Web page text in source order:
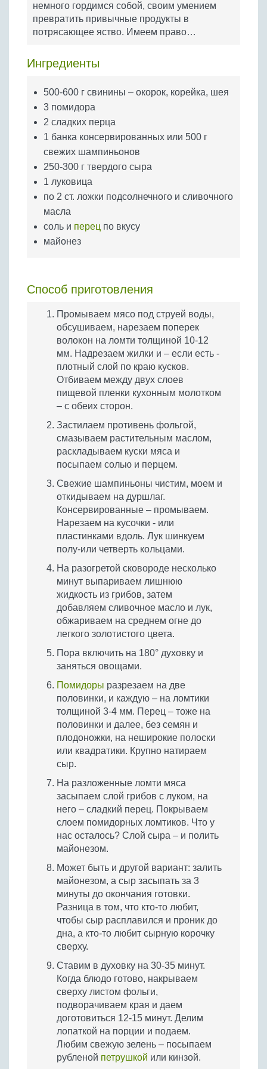
Бобовые
Яйца
немного гордимся собой, своим умением
превратить привычные продукты в
потрясающее яство. Имеем право…
Ингредиенты
500-600 г свинины – окорок, корейка, шея
3 помидора
2 сладких перца
1 банка консервированных или 500 г
свежих шампиньонов
250-300 г твердого сыра
1 луковица
по 2 ст. ложки подсолнечного и сливочного
масла
соль и перец по вкусу
майонез
Способ приготовления
Промываем мясо под струей воды,
обсушиваем, нарезаем поперек
волокон на ломти толщиной 10-12
мм. Надрезаем жилки и – если есть -
плотный слой по краю кусков.
Отбиваем между двух слоев
пищевой пленки кухонным молотком
– с обеих сторон.
Застилаем противень фольгой,
смазываем растительным маслом,
раскладываем куски мяса и
посыпаем солью и перцем.
Свежие шампиньоны чистим, моем и
откидываем на дуршлаг.
Консервированные – промываем.
Нарезаем на кусочки - или
пластинками вдоль. Лук шинкуем
полу-или четверть кольцами.
На разогретой сковороде несколько
минут выпариваем лишнюю
жидкость из грибов, затем
добавляем сливочное масло и лук,
обжариваем на среднем огне до
легкого золотистого цвета.
Пора включить на 180° духовку и
заняться овощами.
Помидоры разрезаем на две
половинки, и каждую – на ломтики
толщиной 3-4 мм. Перец – тоже на
половинки и далее, без семян и
плодоножки, на неширокие полоски
или квадратики. Крупно натираем
сыр.
На разложенные ломти мяса
засыпаем слой грибов с луком, на
него – сладкий перец. Покрываем
слоем помидорных ломтиков. Что у
нас осталось? Слой сыра – и полить
майонезом.
Может быть и другой вариант: залить
майонезом, а сыр засыпать за 3
минуты до окончания готовки.
Разница в том, что кто-то любит,
чтобы сыр расплавился и проник до
дна, а кто-то любит сырную корочку
сверху.
Ставим в духовку на 30-35 минут.
Когда блюдо готово, накрываем
сверху листом фольги,
подворачиваем края и даем
доготовиться 12-15 минут. Делим
лопаткой на порции и подаем.
Любим свежую зелень – посыпаем
рубленой петрушкой или кинзой.